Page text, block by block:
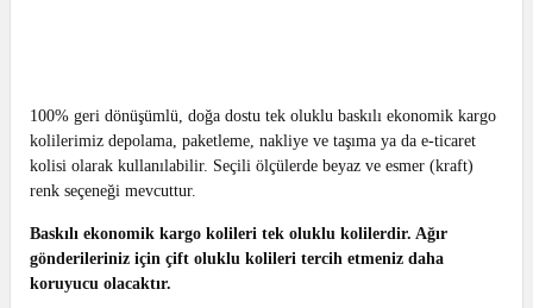
100% geri dönüşümlü, doğa dostu tek oluklu baskılı ekonomik kargo
kolilerimiz depolama, paketleme, nakliye ve taşıma ya da e-ticaret
kolisi olarak kullanılabilir. Seçili ölçülerde beyaz ve esmer (kraft)
renk seçeneği mevcuttur.
Baskılı ekonomik kargo kolileri tek oluklu kolilerdir. Ağır
gönderileriniz için çift oluklu kolileri tercih etmeniz daha
koruyucu olacaktır.